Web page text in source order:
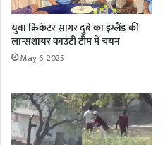
युवा क्रिकेटर सागर दुबे का इंग्लैंड की
लान्सशायर काउंटी टीम में चयन
May 6, 2025